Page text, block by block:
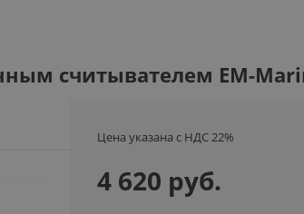
считывателем EM-
Цена указана с НДС 22%
4 620 руб.